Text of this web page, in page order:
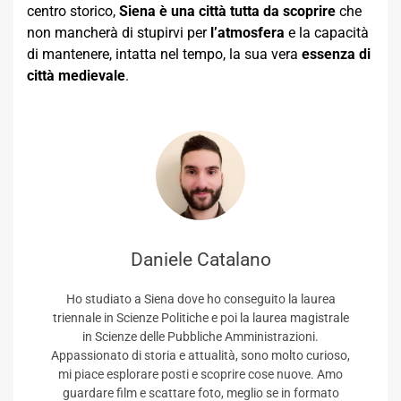
centro storico, Siena è una città tutta da scoprire che
non mancherà di stupirvi per l’atmosfera e la capacità
di mantenere, intatta nel tempo, la sua vera essenza di
città medievale.
Daniele Catalano
Ho studiato a Siena dove ho conseguito la laurea
triennale in Scienze Politiche e poi la laurea magistrale
in Scienze delle Pubbliche Amministrazioni.
Appassionato di storia e attualità, sono molto curioso,
mi piace esplorare posti e scoprire cose nuove. Amo
guardare film e scattare foto, meglio se in formato